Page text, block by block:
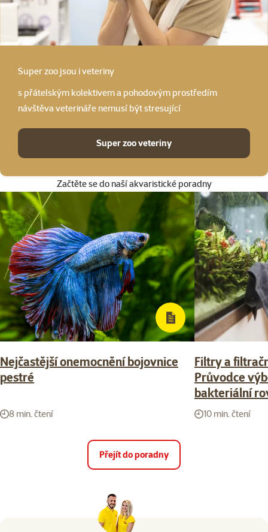
Super zoo jsou i veteriny
s přátelským kolektivem a pohodovým prostředím
návštěva veterináře nemusí být stresující
Super zoo veteriny
Začtěte se do naší akvaristické poradny
Nejčastější onemocnění bojovnice
pestré
8 min. čtení
Filtry a
Průvodce
bakteriální
10 min. čtení
Přejít do poradny